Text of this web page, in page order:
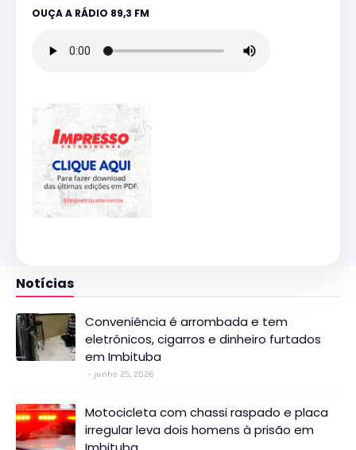
OUÇA A RÁDIO 89,3 FM
Notícias
Conveniência é arrombada e tem
eletrônicos, cigarros e dinheiro furtados
em Imbituba
junho 25, 2026
Motocicleta com chassi raspado e placa
irregular leva dois homens à prisão em